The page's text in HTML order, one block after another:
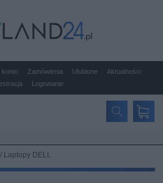
konto Zamówienia Ulubione
Aktualności
Logowanie
/ Laptopy DELL